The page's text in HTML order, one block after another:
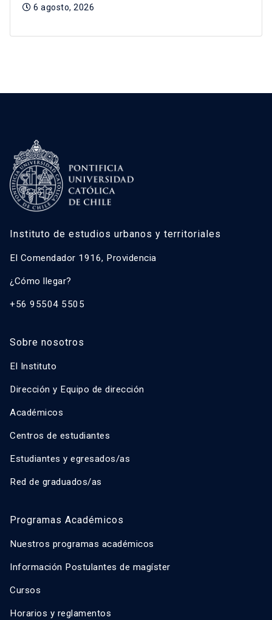
6 agosto, 2026
Instituto de estudios urbanos y territoriales
El Comendador 1916, Providencia
¿Cómo llegar?
+56 95504 5505
Sobre nosotros
El Instituto
Dirección y Equipo de dirección
Académicos
Centros de estudiantes
Estudiantes y egresados/as
Red de graduados/as
Programas Académicos
Nuestros programas académicos
Información Postulantes de magíster
Cursos
Horarios y reglamentos